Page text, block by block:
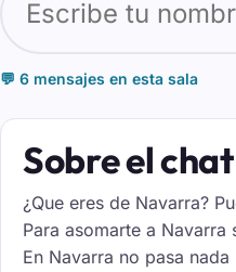
💬 6 mensajes en esta sala
Sobre el
¿Que eres de Navarra?
Para asomarte a
En Navarra no pasa